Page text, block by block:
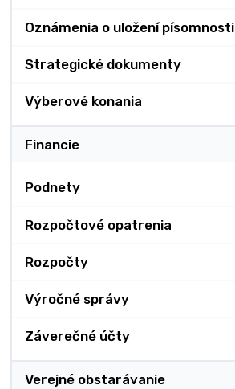
Oznámenia o uložení písomnosti
Strategické dokumenty
Výberové konania
Financie
Podnety
Rozpočtové opatrenia
Rozpočty
Výročné správy
Záverečné účty
Verejné obstarávanie